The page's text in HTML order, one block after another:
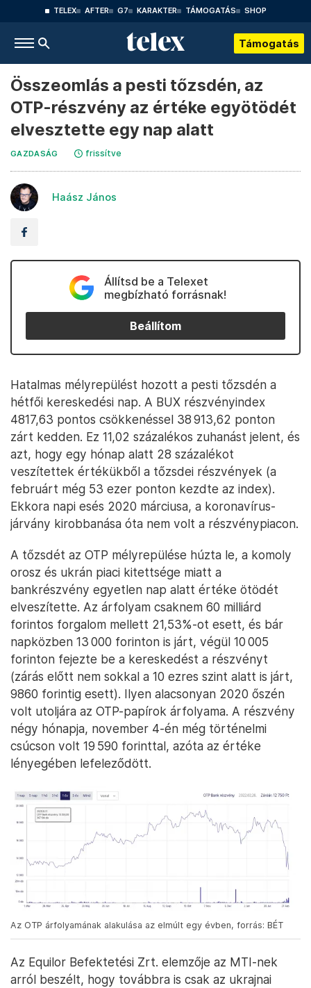
TELEX AFTER G7 KARAKTER TÁMOGATÁS SHOP
Támogatás
Összeomlás a pesti tőzsdén, az
OTP-részvény az értéke egyötödét
elvesztette egy nap alatt
GAZDASÁG frissítve
Haász János
Állítsd be a Telexet
megbízható forrásnak!
Beállítom
Hatalmas mélyrepülést hozott a pesti tőzsdén a
hétfői kereskedési nap. A BUX részvényindex
4817,63 pontos csökkenéssel 38 913,62 ponton
zárt kedden. Ez 11,02 százalékos zuhanást jelent, és
azt, hogy egy hónap alatt 28 százalékot
veszítettek értékükből a tőzsdei részvények (a
februárt még 53 ezer ponton kezdte az index).
Ekkora napi esés 2020 márciusa, a koronavírus-
járvány kirobbanása óta nem volt a részvénypiacon.
A tőzsdét az OTP mélyrepülése húzta le, a komoly
orosz és ukrán piaci kitettsége miatt a
bankrészvény egyetlen nap alatt értéke ötödét
elveszítette. Az árfolyam csaknem 60 milliárd
forintos forgalom mellett 21,53%-ot esett, és bár
napközben 13 000 forinton is járt, végül 10 005
forinton fejezte be a kereskedést a részvényt
(zárás előtt nem sokkal a 10 ezres szint alatt is járt,
9860 forintig esett). Ilyen alacsonyan 2020 őszén
volt utoljára az OTP-papírok árfolyama. A részvény
négy hónapja, november 4-én még történelmi
csúcson volt 19 590 forinttal, azóta az értéke
lényegében lefeleződött.
Az OTP árfolyamának alakulása az elmúlt egy évben, forrás: BÉT
Az Equilor Befektetési Zrt. elemzője az MTI-nek
arról beszélt, hogy továbbra is csak az ukrajnai